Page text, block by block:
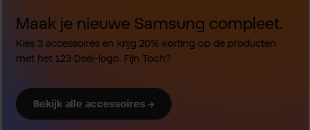
Maak je nieuwe Samsung compleet.
Kies 3 accessoires en krijg 20% korting op de producten
met het 123 Deal-logo. Fijn Toch?
Bekijk alle accessoires →